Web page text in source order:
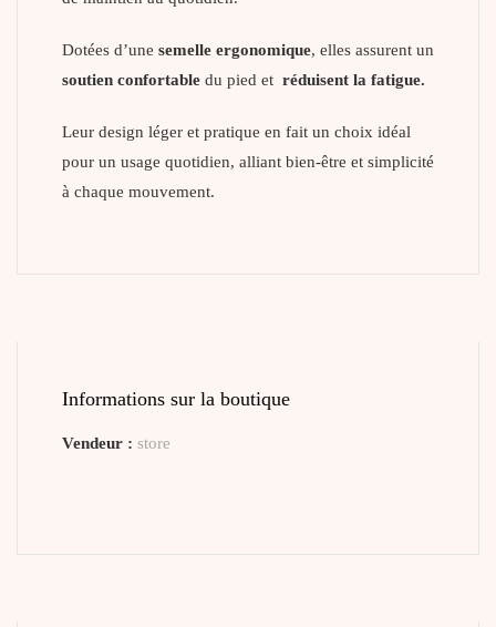
Dotées d’une semelle ergonomique, elles assurent un
soutien confortable du pied et réduisent la fatigue.
Leur design léger et pratique en fait un choix idéal
pour un usage quotidien, alliant bien-être et simplicité
à chaque mouvement.
Informations sur la boutique
Vendeur : store